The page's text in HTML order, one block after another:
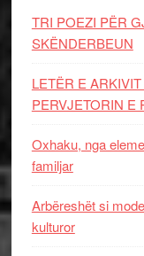
TRI POEZI PËR
SKËNDERBEUN
LETËR E
PERVJETORIN E
Oxhaku, nga
familjar
Arbëreshët si
kulturor